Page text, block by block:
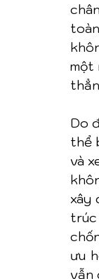
một
Do
thể
và
xây
trúc
ưu
vẫn